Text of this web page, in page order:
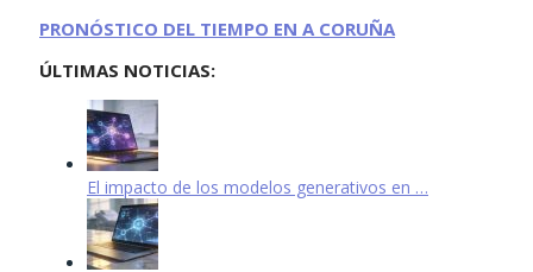
PRONÓSTICO DEL TIEMPO EN A CORUÑA
ÚLTIMAS NOTICIAS:
El impacto de los modelos generativos en …